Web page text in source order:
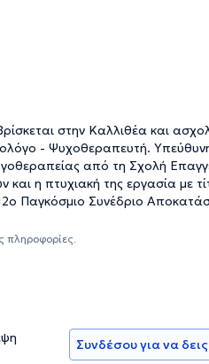
στην Καλλιθέα και
- Ψυχοθεραπευτή.
από τη Σχολή
η πτυχιακή της εργασία με
Παγκόσμιο Συνέδριο
προγραμμάτων επιμόρφωσης
άτομα. Τέλος, άρθρα της
σωματείο "Οι Φίλοι του
πληροφορίες.
Συνδέσου για να